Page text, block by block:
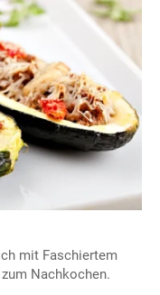
mit Faschiertem
Nachkochen.